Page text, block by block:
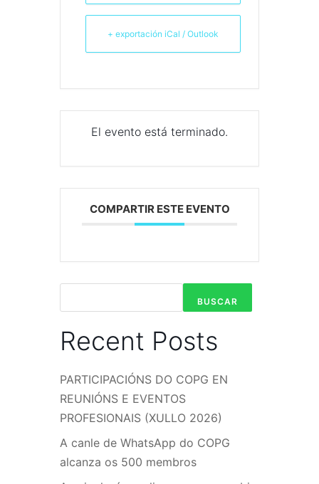
+ exportación iCal / Outlook
El evento está terminado.
COMPARTIR ESTE EVENTO
BUSCAR
Recent Posts
PARTICIPACIÓNS DO COPG EN
REUNIÓNS E EVENTOS
PROFESIONAIS (XULLO 2026)
A canle de WhatsApp do COPG
alcanza os 500 membros